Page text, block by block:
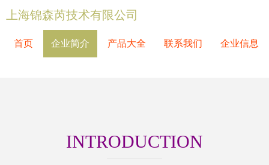
上海锦森芮技术有限公司
首页 企业简介 产品大全 联系我们 企业信息
INTRODUCTION